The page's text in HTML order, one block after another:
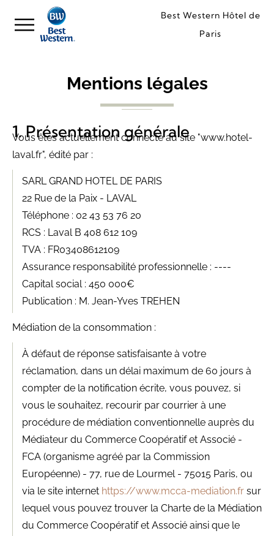
Best Western Hôtel de
Paris
Mentions légales
Présentation générale
Vous êtes actuellement connecté au site "www.hotel-
laval.fr", édité par :
SARL GRAND HOTEL DE PARIS
22 Rue de la Paix - LAVAL
Téléphone : 02 43 53 76 20
RCS : Laval B 408 612 109
TVA : FR03408612109
Assurance responsabilité professionnelle : ----
Capital social : 450 000€
Publication : M. Jean-Yves TREHEN
Médiation de la consommation :
À défaut de réponse satisfaisante à votre
réclamation, dans un délai maximum de 60 jours à
compter de la notification écrite, vous pouvez, si
vous le souhaitez, recourir par courrier à une
procédure de médiation conventionnelle auprès du
Médiateur du Commerce Coopératif et Associé -
FCA (organisme agréé par la Commission
Européenne) - 77, rue de Lourmel - 75015 Paris, ou
via le site internet https://www.mcca-mediation.fr sur
lequel vous pouvez trouver la Charte de la Médiation
du Commerce Coopératif et Associé ainsi que le